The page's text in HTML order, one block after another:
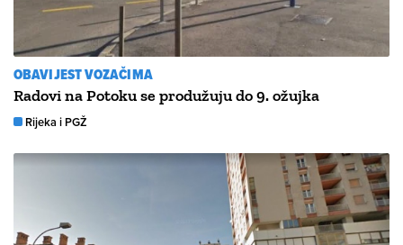
OBAVIJEST VOZAČIMA
Radovi na Potoku se produžuju do 9. ožujka
Rijeka i PGŽ